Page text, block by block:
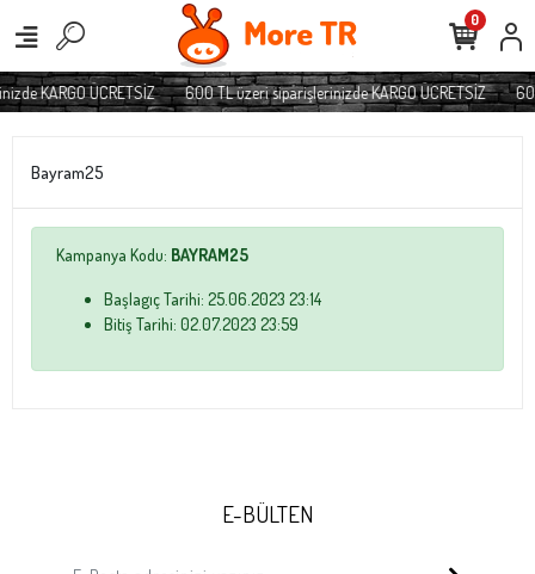
KARGO ÜCRETSİZ 600 TL üzeri siparişlerinizde KARGO ÜCRETSİZ
0
Bayram25
Kampanya Kodu: BAYRAM25
Başlagıç Tarihi: 25.06.2023 23:14
Bitiş Tarihi: 02.07.2023 23:59
E-BÜLTEN